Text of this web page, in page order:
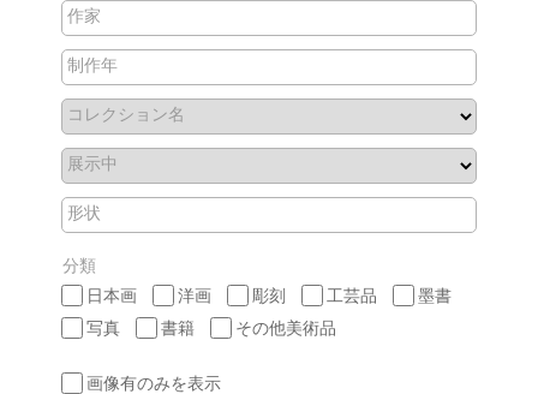
作家
制作年
コレクション名
展示中
形状
分類
日本画
洋画 彫刻 工芸品
墨書
写真
書籍 その他美術品
画像有のみを表示